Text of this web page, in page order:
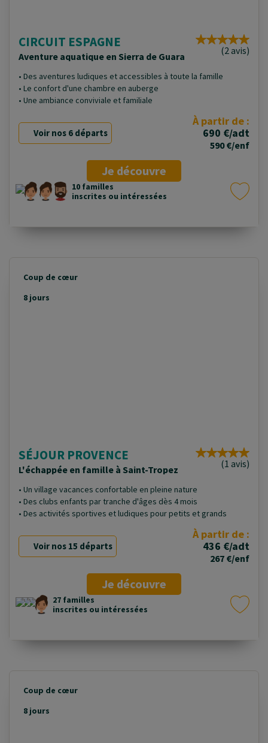
CIRCUIT ESPAGNE
Aventure aquatique en Sierra de Guara (2 avis)
• Des aventures ludiques et accessibles à toute la famille
• Le confort d'une chambre en auberge
• Une ambiance conviviale et familiale
Voir nos 6 départs
À partir de :
690 €/adt
590 €/enf
Je découvre
10 familles
inscrites ou intéressées
Coup de cœur
8 jours
SÉJOUR PROVENCE
L'échappée en famille à Saint-Tropez (1 avis)
• Un village vacances confortable en pleine nature
• Des clubs enfants par tranche d'âges dès 4 mois
• Des activités sportives et ludiques pour petits et grands
Voir nos 15 départs
À partir de :
436 €/adt
267 €/enf
Je découvre
27 familles
inscrites ou intéressées
Coup de cœur
8 jours